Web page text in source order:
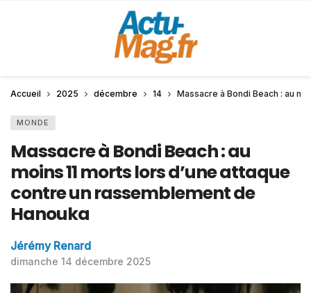
Accueil 2025 décembre 14 Massacre à Bondi Beach : au
MONDE
Massacre à Bondi Beach : au
moins 11 morts lors d’une attaque
contre un rassemblement de
Hanouka
Jérémy Renard
dimanche 14 décembre 2025